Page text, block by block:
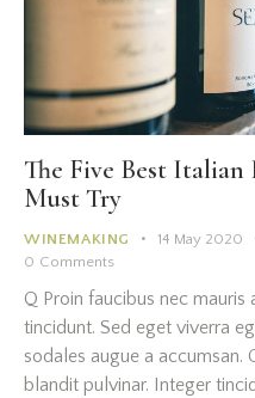
The Five Best Italian
Must Try
WINEMAKING 14 May 2020
0 Comments
Q Proin faucibus nec mauris
tincidunt. Sed eget viverra
sodales augue a accumsan.
blandit pulvinar. Integer